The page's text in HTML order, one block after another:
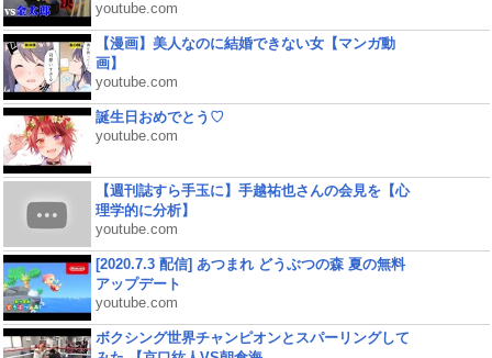
youtube.com
【漫画】美人なのに結婚できない女【マンガ動
画】
youtube.com
誕生日おめでとう♡
youtube.com
【週刊誌すら手玉に】手越祐也さんの会見を【心
理学的に分析】
youtube.com
[2020.7.3 配信] あつまれ どうぶつの森 夏の無料
アップデート
youtube.com
ボクシング世界チャンピオンとスパーリングして